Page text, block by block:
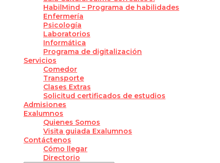
HabilMind – Programa de habilidades
Enfermería
Psicología
Laboratorios
Informática
Programa de digitalización
Servicios
Comedor
Transporte
Clases Extras
Solicitud certificados de estudios
Admisiones
Exalumnos
Quienes Somos
Visita guiada Exalumnos
Contáctenos
Cómo llegar
Directorio